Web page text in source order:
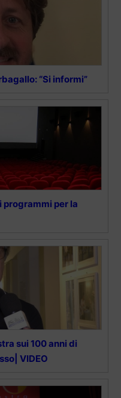
“Si informi”
programmi per la
sui 100 anni di
VIDEO